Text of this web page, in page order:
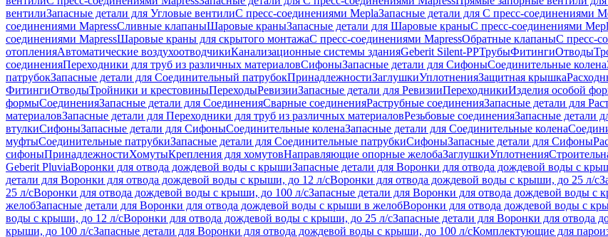
вентилиЗапасные детали для Угловые вентилиС пресс-соединениями MeplaЗапасные детали для С пресс-соединениями
соединениями MapressСливные клапаныШаровые краныЗапасные детали для Шаровые краныС пресс-соединениями
соединениями MapressШаровые краны для скрытого монтажаС пресс-соединениями MapressОбратные клапаныС пресс-
отопленияАвтоматические воздухоотводчикиКанализационные системы зданияGeberit Silent-PPТрубыФитингиОтводы
соединенияПереходники для труб из различных материаловСифоныЗапасные детали для СифоныСоединительные колена
патрубокЗапасные детали для Соединительный патрубокПринадлежностиЗаглушкиУплотненияЗащитная крышка
ФитингиОтводыТройники и крестовиныПереходыРевизииЗапасные детали для РевизииПереходникиИзделия особой
формыСоединенияЗапасные детали для СоединенияСварные соединенияРаструбные соединенияЗапасные детали для
материаловЗапасные детали для Переходники для труб из различных материаловРезьбовые соединенияЗапасные детали
втулкиСифоныЗапасные детали для СифоныСоединительные коленаЗапасные детали для Соединительные колена
муфтыСоединительные патрубкиЗапасные детали для Соединительные патрубкиСифоныЗапасные детали для Сифоны
сифоныПринадлежностиХомутыКрепления для хомутовНаправляющие опорные желобаЗаглушкиУплотнения
Geberit PluviaВоронки для отвода дождевой воды с крышиЗапасные детали для Воронки для отвода дождевой воды с
детали для Воронки для отвода дождевой воды с крыши, до 12 л/сВоронки для отвода дождевой воды с крыши, до 25 л/с
25 л/сВоронки для отвода дождевой воды с крыши, до 100 л/сЗапасные детали для Воронки для отвода дождевой воды с
желобЗапасные детали для Воронки для отвода дождевой воды с крыши в желобВоронки для отвода дождевой воды с
воды с крыши, до 12 л/сВоронки для отвода дождевой воды с крыши, до 25 л/сЗапасные детали для Воронки для отвода
крыши, до 100 л/сЗапасные детали для Воронки для отвода дождевой воды с крыши, до 100 л/сКомплектующие для